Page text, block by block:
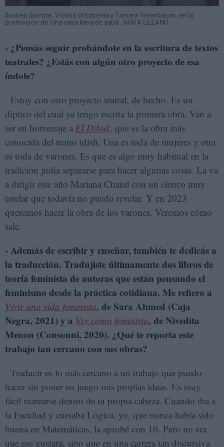
Andrea Garrote, Violeta Urtizberea y Tamara Tenenbaum, en la
promoción de 'Una casa llena de agua'. NORA LEZANO
- ¿Pensás seguir probándote en la escritura de textos
teatrales? ¿Estás con algún otro proyecto de esa
índole?
- Estoy con otro proyecto teatral, de hecho. Es un
díptico del cual ya tengo escrita la primera obra. Van a
ser en homenaje a El Dibuk, que es la obra más
conocida del teatro idish. Una es toda de mujeres y otra
es toda de varones. Es que es algo muy habitual en la
tradición judía separarse para hacer algunas cosas. La va
a dirigir este año Mariana Chaud con un elenco muy
estelar que todavía no puedo revelar. Y en 2023
queremos hacer la obra de los varones. Veremos cómo
sale.
- Además de escribir y enseñar, también te dedicás a
la traducción. Tradujiste últimamente dos libros de
teoría feminista de autoras que están pensando el
feminismo desde la práctica cotidiana. Me refiero a
Vivir una vida feminista, de Sara Ahmed (Caja
Negra, 2021) y a Ver como feminista, de Nivedita
Menon (Consonni, 2020). ¿Qué te reporta este
trabajo tan cercano con sus obras?
- Traducir es lo más cercano a un trabajo que puedo
hacer sin poner en juego mis propias ideas. Es muy
fácil marearse dentro de tu propia cabeza. Cuando iba a
la Facultad y cursaba Lógica, yo, que nunca había sido
buena en Matemáticas, la aprobé con 10. Pero no era
que me gustara, sino que en una carrera tan discursiva